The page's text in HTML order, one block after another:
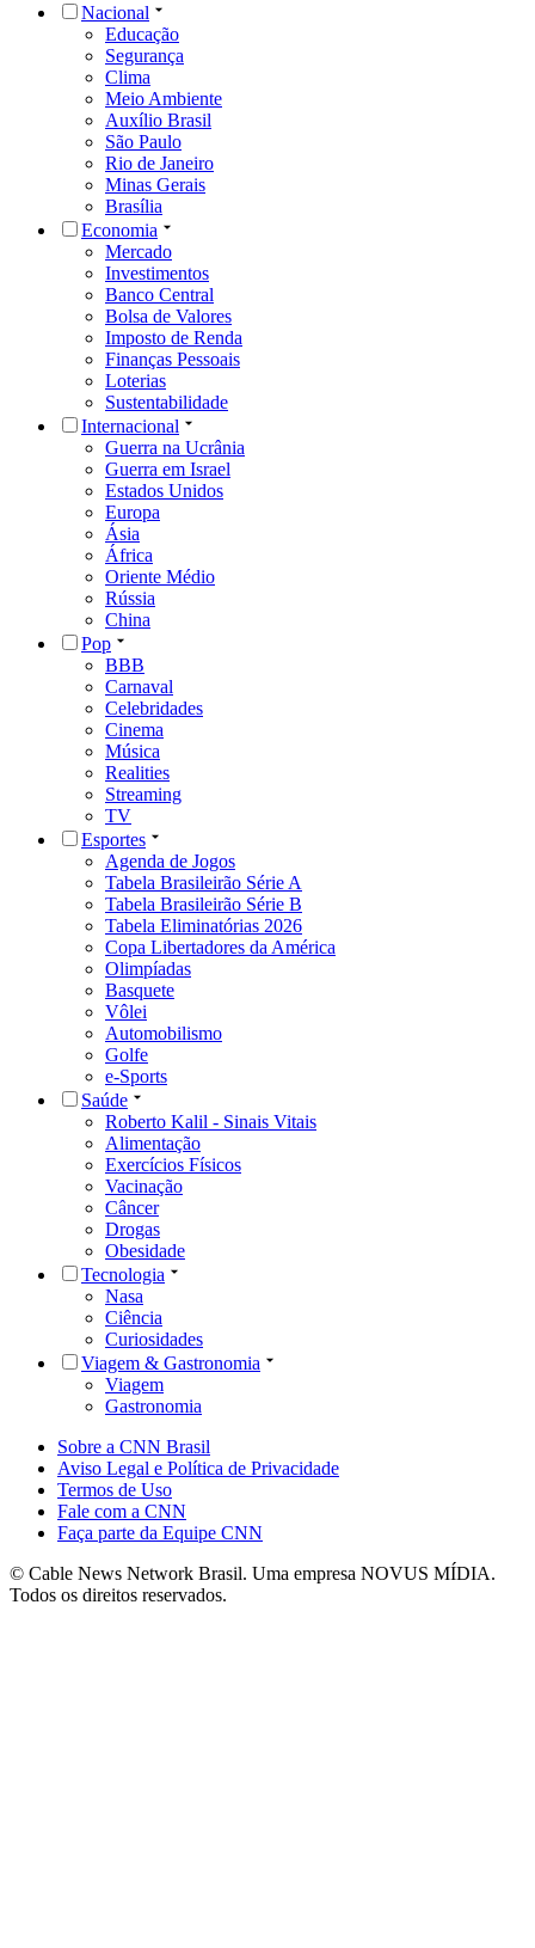
Nacional
Educação
Segurança
Clima
Meio Ambiente
Auxílio Brasil
São Paulo
Rio de Janeiro
Minas Gerais
Brasília
Economia
Mercado
Investimentos
Banco Central
Bolsa de Valores
Imposto de Renda
Finanças Pessoais
Loterias
Sustentabilidade
Internacional
Guerra na Ucrânia
Guerra em Israel
Estados Unidos
Europa
Ásia
África
Oriente Médio
Rússia
China
Pop
BBB
Carnaval
Celebridades
Cinema
Música
Realities
Streaming
TV
Esportes
Agenda de Jogos
Tabela Brasileirão Série A
Tabela Brasileirão Série B
Tabela Eliminatórias 2026
Copa Libertadores da América
Olimpíadas
Basquete
Vôlei
Automobilismo
Golfe
e-Sports
Saúde
Roberto Kalil - Sinais Vitais
Alimentação
Exercícios Físicos
Vacinação
Câncer
Drogas
Obesidade
Tecnologia
Nasa
Ciência
Curiosidades
Viagem & Gastronomia
Viagem
Gastronomia
Sobre a CNN Brasil
Aviso Legal e Política de Privacidade
Termos de Uso
Fale com a CNN
Faça parte da Equipe CNN
© Cable News Network Brasil. Uma empresa NOVUS MÍDIA.
Todos os direitos reservados.